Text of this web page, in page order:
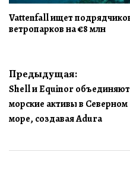
Vattenfall ищет
ветропарков на €8 млн
Навигация
по
записям
Предыдущая:
Shell и Equinor объединяют
морские активы в Северном
море, создавая Adura